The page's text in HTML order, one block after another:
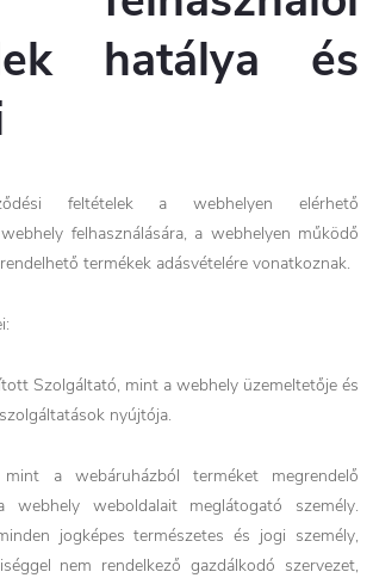
hatálya és
feltételek a webhelyen elérhető
felhasználására, a webhelyen működő
termékek adásvételére vonatkoznak.
Szolgáltató, mint a webhely üzemeltetője és
nyújtója.
mint a webáruházból terméket megrendelő
webhely weboldalait meglátogató személy.
jogképes természetes és jogi személy,
nem rendelkező gazdálkodó szervezet,